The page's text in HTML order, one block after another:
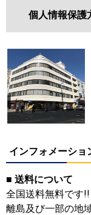
個人情報保護
インフォメーショ
■ 送料について
全国送料無料です!!
離島及び一部の地